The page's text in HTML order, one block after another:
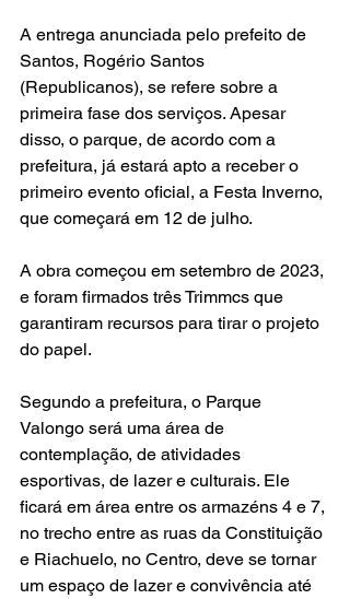
A entrega anunciada pelo prefeito de
Santos, Rogério Santos
(Republicanos), se refere sobre a
primeira fase dos serviços. Apesar
disso, o parque, de acordo com a
prefeitura, já estará apto a receber o
primeiro evento oficial, a Festa Inverno,
que começará em 12 de julho.
A obra começou em setembro de 2023,
e foram firmados três Trimmcs que
garantiram recursos para tirar o projeto
do papel.
Segundo a prefeitura, o Parque
Valongo será uma área de
contemplação, de atividades
esportivas, de lazer e culturais. Ele
ficará em área entre os armazéns 4 e 7,
no trecho entre as ruas da Constituição
e Riachuelo, no Centro, deve se tornar
um espaço de lazer e convivência até